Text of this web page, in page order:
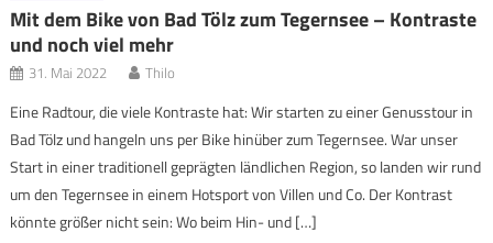
Mit dem Bike von Bad Tölz zum Tegernsee – Kontraste
und noch viel mehr
31. Mai 2022 Thilo
Eine Radtour, die viele Kontraste hat: Wir starten zu einer Genusstour in
Bad Tölz und hangeln uns per Bike hinüber zum Tegernsee. War unser
Start in einer traditionell geprägten ländlichen Region, so landen wir rund
um den Tegernsee in einem Hotsport von Villen und Co. Der Kontrast
könnte größer nicht sein: Wo beim Hin- und […]